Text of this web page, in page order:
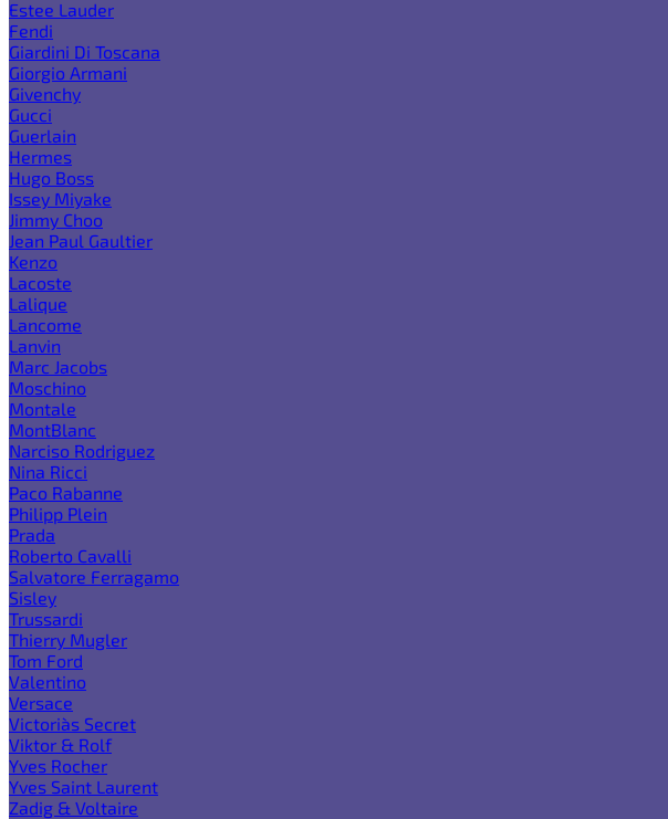
Estee Lauder
Fendi
Giardini Di Toscana
Giorgio Armani
Givenchy
Gucci
Guerlain
Hermes
Hugo Boss
Issey Miyake
Jimmy Choo
Jean Paul Gaultier
Kenzo
Lacoste
Lalique
Lancome
Lanvin
Marc Jacobs
Moschino
Montale
MontBlanc
Narciso Rodriguez
Nina Ricci
Paco Rabanne
Philipp Plein
Prada
Roberto Cavalli
Salvatore Ferragamo
Sisley
Trussardi
Thierry Mugler
Tom Ford
Valentino
Versace
Victoria`s Secret
Viktor & Rolf
Yves Rocher
Yves Saint Laurent
Zadig & Voltaire